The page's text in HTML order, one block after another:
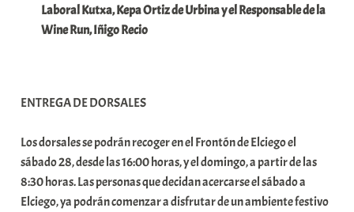
Laboral Kutxa, Kepa Ortiz de Urbina y el Responsable de la
Wine Run, Iñigo Recio
ENTREGA DE DORSALES
Los dorsales se podrán recoger en el Frontón de Elciego el
sábado 28, desde las 16:00 horas, y el domingo, a partir de las
8:30 horas. Las personas que decidan acercarse el sábado a
Elciego, ya podrán comenzar a disfrutar de un ambiente festivo